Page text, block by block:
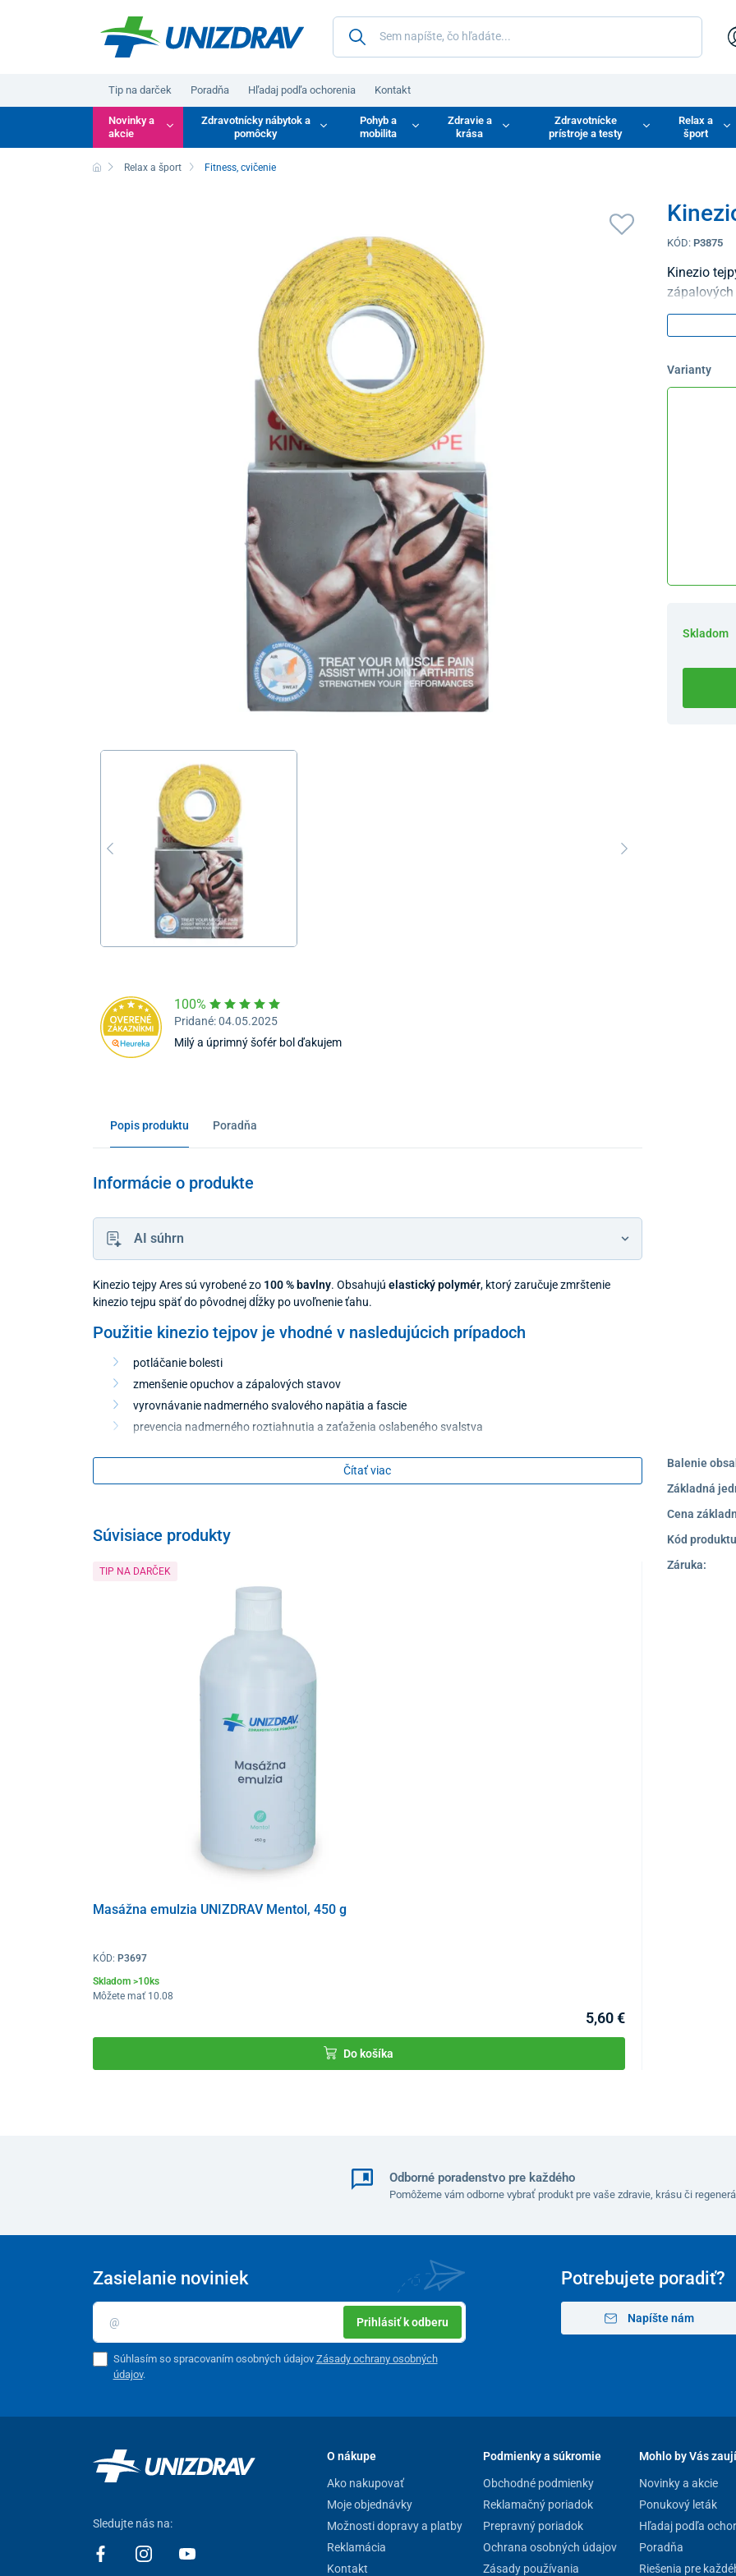
Tip na darček Poradňa Hľadaj podľa ochorenia Kontakt
Novinky a
akcie
Zdravotnícky nábytok a
pomôcky
Pohyb a
mobilita
Zdravie a
krása
Zdravotnícke
prístroje a testy
Relax a
šport
Relax a šport Fitness, cvičenie
KÓD: P3875
Kinezio
Varianty
Skladom
Balenie
Základná
Cena
Kód
Záruka:
100%
Pridané: 04.05.2025
Milý a úprimný šofér bol ďakujem
Popis produktu Poradňa
Informácie o produkte
AI súhrn
Kinezio tejpy Ares sú vyrobené zo100 % bavlny. Obsahujú elastický polymér, ktorý zaručuje zmrštenie
kinezio tejpu späť do pôvodnej dĺžky po uvoľnenie ťahu.
Použitie kinezio tejpov je vhodné v nasledujúcich prípadoch
potláčanie bolesti
zmenšenie opuchov a zápalových stavov
vyrovnávanie nadmerného svalového napätia a fascie
prevencia nadmerného roztiahnutia a zaťaženia oslabeného svalstva
zachovanie správnej štruktúry tkanív
zlepšenie pohybových možností
napodobňujú vlastnosti ľudskej kože
neobsahujú latex
antialergenné
vodoodolné a zároveň priedušné
sú roztiahnuteľné až na 140 % – 160 % pôvodnej dĺžky
Čítať viac
Súvisiace produkty
TIP NA DARČEK
Masážna emulzia UNIZDRAV Mentol, 450 g
KÓD: P3697
Skladom >10ks
Môžete mať 10.08
5,60 €
Do košíka
Odborné poradenstvo pre každého
Pomôžeme vám odborne vybrať produkt pre vaše zdravie, krásu či
Potrebujete poradiť?
Napíšte nám
Zasielanie noviniek
Prihlásiť k odberu
Súhlasím so spracovaním osobných údajov Zásady ochrany osobných
údajov.
Sledujte nás na:
O nákupe
Ako nakupovať
Moje objednávky
Možnosti dopravy a platby
Reklamácia
Kontakt
Podmienky a súkromie
Obchodné podmienky
Reklamačný poriadok
Prepravný poriadok
Ochrana osobných údajov
Zásady používania
Mohlo by Vás
Novinky a akcie
Ponukový leták
Hľadaj podľa
Poradňa
Riešenia pre